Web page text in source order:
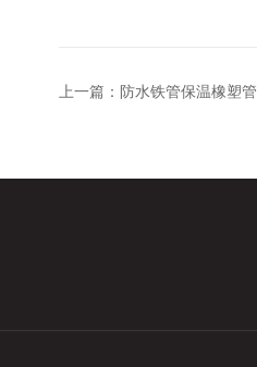
上一篇： 防水铁管保温橡塑管